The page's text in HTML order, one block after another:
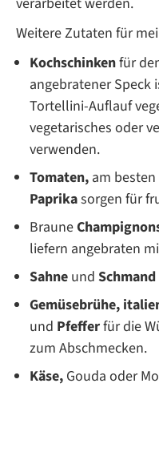
Weitere Zutaten für
Kochschinkenfür
angebratener Speck
Tortellini-Auflauf
vegetarisches oder
verwenden.
Tomaten, am
Paprikasorgen für
Braune
liefern angebraten
Sahne und Schmand
Gemüsebrühe,
und Pfefferfür die
zum Abschmecken.
Käse, Gouda oder